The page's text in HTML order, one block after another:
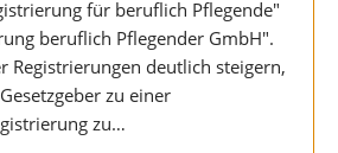
für beruflich Pflegende"
beruflich Pflegender GmbH".
Registrierungen deutlich steigern,
zu einer
zu…